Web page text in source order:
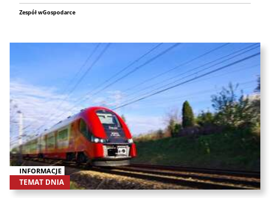
Zespół wGospodarce
INFORMACJE
TEMAT DNIA